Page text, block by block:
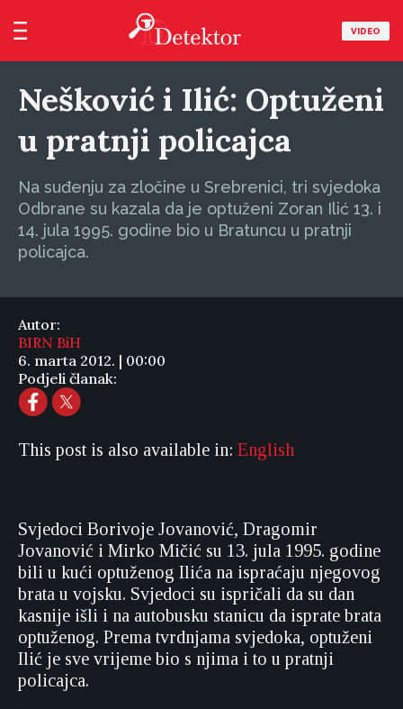
VIDEO
Nešković i Ilić: Optuženi
u pratnji policajca
Na suđenju za zločine u Srebrenici, tri svjedoka
Odbrane su kazala da je optuženi Zoran Ilić 13. i
14. jula 1995. godine bio u Bratuncu u pratnji
policajca.
Autor:
BIRN BiH
6. marta 2012. | 00:00
Podjeli članak:
This post is also available in: English
Svjedoci Borivoje Jovanović, Dragomir
Jovanović i Mirko Mičić su 13. jula 1995. godine
bili u kući optuženog Ilića na ispraćaju njegovog
brata u vojsku. Svjedoci su ispričali da su dan
kasnije išli i na autobusku stanicu da isprate brata
optuženog. Prema tvrdnjama svjedoka, optuženi
Ilić je sve vrijeme bio s njima i to u pratnji
policajca.